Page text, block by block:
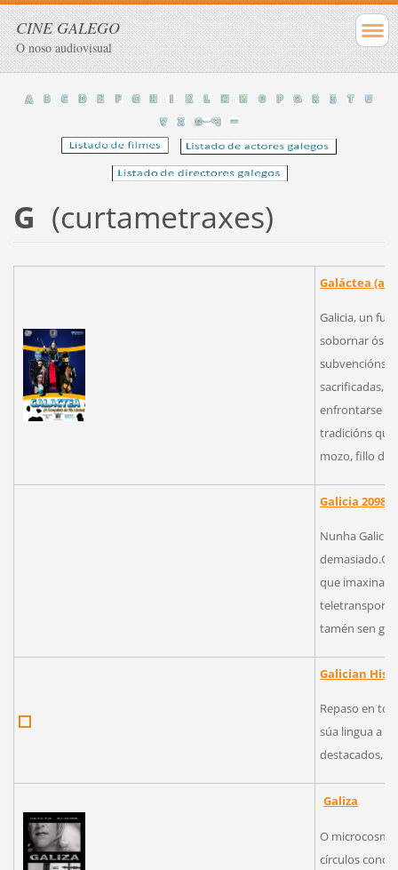
CINE GALEGO
O noso audiovisual
G (curtametraxes)
Galáctea (a
Galicia, un
sobornar ós
subvencións:
sacrificadas,
enfrontarse a
tradicións
mozo, fillo de
Galicia 2098
Nunha
que imaxina
tamén sen
Galician
Repaso en
súa lingua a
destacados,
Galiza
O
círculos